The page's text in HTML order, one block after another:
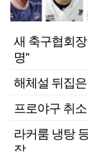
새 축구협회
명”
해체설 뒤집
프로야구 취
라커룸 냉탕